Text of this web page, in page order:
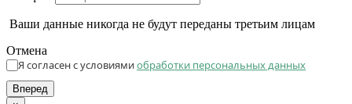
Ваши данные никогда не будут переданы третьим лицам
Отмена
Я согласен с условиямиобработки персональных данных
Вперед